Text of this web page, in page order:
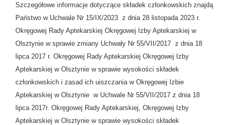
Szczegółowe informacje dotyczące składek członkowskich znajdą
Państwo w Uchwale Nr 15/IX/2023 z dnia 28 listopada 2023 r.
Okręgowej Rady Aptekarskiej Okręgowej Izby Aptekarskiej w
Olsztynie w sprawie zmiany Uchwały Nr 55/VII/2017 z dnia 18
lipca 2017 r. Okręgowej Rady Aptekarskiej Okręgowej Izby
Aptekarskiej w Olsztynie w sprawie wysokości składek
członkowskich i zasad ich uiszczania w Okręgowej Izbie
Aptekarskiej w Olsztynie w Uchwale Nr 55/VII/2017 z dnia 18
lipca 2017r. Okręgowej Rady Aptekarskiej, Okręgowej Izby
Aptekarskiej w Olsztynie w sprawie wysokości składek